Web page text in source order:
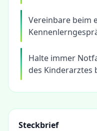
Vereinbare beim
Halte immer
des Kinderarztes
Steckbrief